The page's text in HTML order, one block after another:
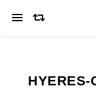
HYERES-